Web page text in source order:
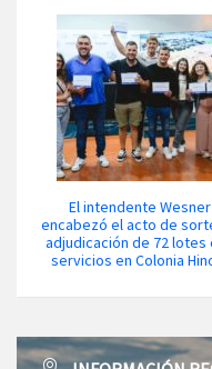
El intendente Wesner
encabezó el acto de
adjudicación de 72 lotes
servicios en Colonia